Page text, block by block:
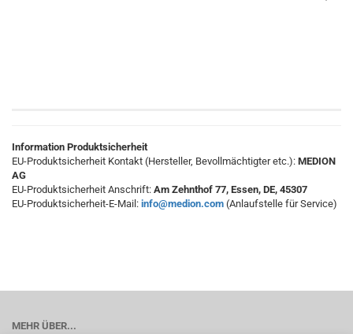
Information Produktsicherheit
EU-Produktsicherheit Kontakt (Hersteller, Bevollmächtigter etc.): MEDION
AG
EU-Produktsicherheit Anschrift: Am Zehnthof 77, Essen, DE, 45307
EU-Produktsicherheit-E-Mail: info@medion.com (Anlaufstelle für Service)
MEHR ÜBER...